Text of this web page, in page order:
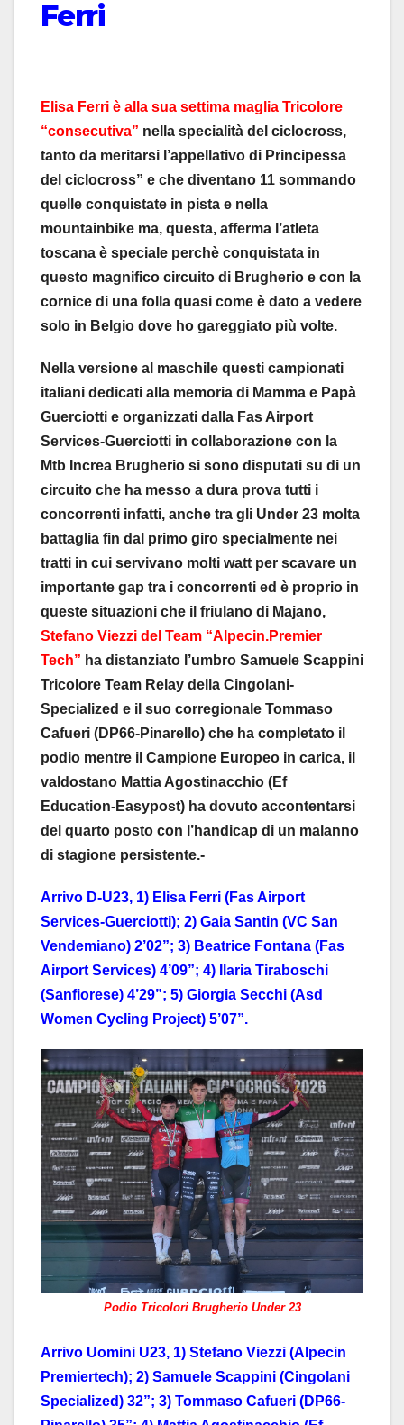
Ferri
Elisa Ferri è alla sua settima maglia Tricolore
“consecutiva” nella specialità del ciclocross,
tanto da meritarsi l’appellativo di Principessa
del ciclocross” e che diventano 11 sommando
quelle conquistate in pista e nella
mountainbike ma, questa, afferma l’atleta
toscana è speciale perchè conquistata in
questo magnifico circuito di Brugherio e con la
cornice di una folla quasi come è dato a vedere
solo in Belgio dove ho gareggiato più volte.
Nella versione al maschile questi campionati
italiani dedicati alla memoria di Mamma e Papà
Guerciotti e organizzati dalla Fas Airport
Services-Guerciotti in collaborazione con la
Mtb Increa Brugherio si sono disputati su di un
circuito che ha messo a dura prova tutti i
concorrenti infatti, anche tra gli Under 23 molta
battaglia fin dal primo giro specialmente nei
tratti in cui servivano molti watt per scavare un
importante gap tra i concorrenti ed è proprio in
queste situazioni che il friulano di Majano,
Stefano Viezzi del Team “Alpecin.Premier
Tech” ha distanziato l’umbro Samuele Scappini
Tricolore Team Relay della Cingolani-
Specialized e il suo corregionale Tommaso
Cafueri (DP66-Pinarello) che ha completato il
podio mentre il Campione Europeo in carica, il
valdostano Mattia Agostinacchio (Ef
Education-Easypost) ha dovuto accontentarsi
del quarto posto con l’handicap di un malanno
di stagione persistente.-
Arrivo D-U23, 1) Elisa Ferri (Fas Airport
Services-Guerciotti); 2) Gaia Santin (VC San
Vendemiano) 2’02”; 3) Beatrice Fontana (Fas
Airport Services) 4’09”; 4) Ilaria Tiraboschi
(Sanfiorese) 4’29”; 5) Giorgia Secchi (Asd
Women Cycling Project) 5’07”.
Podio Tricolori Brugherio Under 23
Arrivo Uomini U23, 1) Stefano Viezzi (Alpecin
Premiertech); 2) Samuele Scappini (Cingolani
Specialized) 32”; 3) Tommaso Cafueri (DP66-